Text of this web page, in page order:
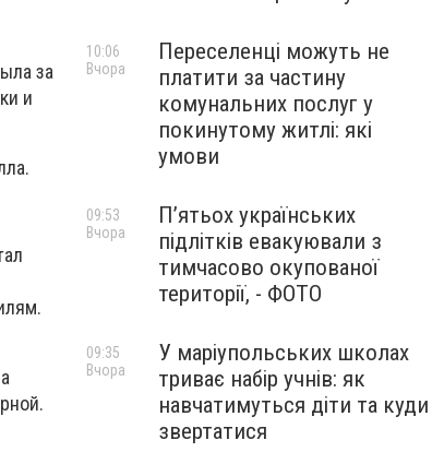
за
и
Переселенці можуть не
платити за частину
комунальних послуг у
покинутому житлі: які
умови
10:06
Вчора
П’ятьох українських
підлітків евакуювали з
тимчасово окупованої
території, - ФОТО
09:53
Вчора
У маріупольських школах
триває набір учнів: як
навчатимуться діти та куди
звертатися
09:35
Вчора